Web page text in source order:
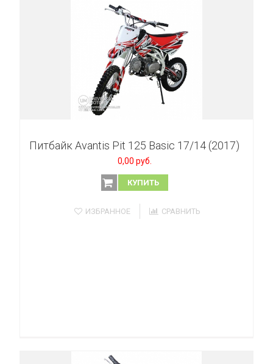
Питбайк Avantis Pit 125 Basic 17/14 (2017)
0,00 руб.
КУПИТЬ
ИЗБРАННОЕ СРАВНИТЬ